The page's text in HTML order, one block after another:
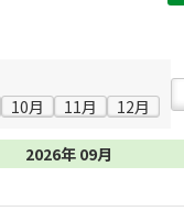
10月 11月 12月
2026年 09月